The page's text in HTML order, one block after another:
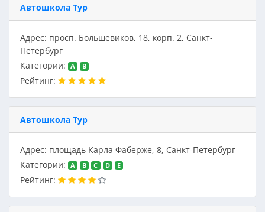
Автошкола Тур
Адрес: просп. Большевиков, 18, корп. 2, Санкт-
Петербург
Категории:
A B
Рейтинг:
Автошкола Тур
Адрес: площадь Карла Фаберже, 8, Санкт-Петербург
Категории:
A B C D E
Рейтинг: